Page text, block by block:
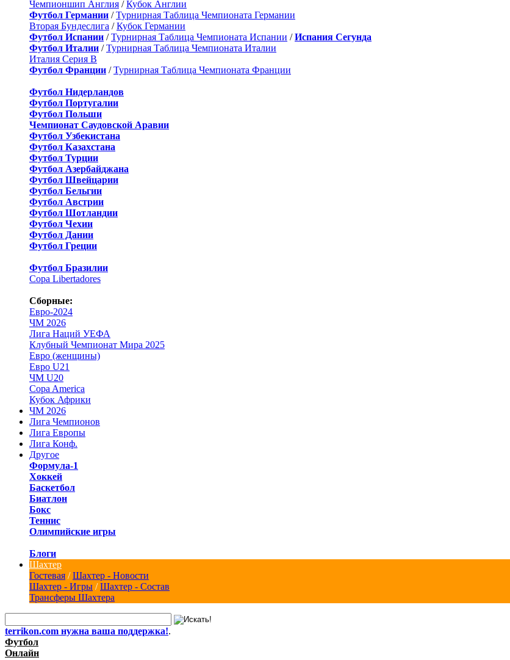
Чемпионшип Англия /Кубок Англии
Футбол Германии /Турнирная Таблица Чемпионата Германии
Вторая Бундеслига /Кубок Германии
Футбол Испании /Турнирная Таблица Чемпионата Испании /Испания Сегунда
Футбол Италии /Турнирная Таблица Чемпионата Италии
Италия Серия B
Футбол Франции /Турнирная Таблица Чемпионата Франции
Футбол Нидерландов
Футбол Португалии
Футбол Польши
Чемпионат Саудовской Аравии
Футбол Узбекистана
Футбол Казахстана
Футбол Турции
Футбол Азербайджана
Футбол Швейцарии
Футбол Бельгии
Футбол Австрии
Футбол Шотландии
Футбол Чехии
Футбол Дании
Футбол Греции
Футбол Бразилии
Copa Libertadores
Сборные:
Евро-2024
ЧМ 2026
Лига Наций УЕФА
Клубный Чемпионат Мира 2025
Евро (женщины)
Евро U21
ЧМ U20
Copa America
Кубок Африки
ЧМ 2026
Лига Чемпионов
Лига Европы
Лига Конф.
Другое
Формула-1
Хоккей
Баскетбол
Биатлон
Бокс
Теннис
Олимпийские игры
Блоги
Шахтер
Гостевая /Шахтер - Новости
Шахтер - Игры /Шахтер - Состав
Трансферы Шахтера
terrikon.com нужна ваша поддержка!.
Футбол
Онлайн